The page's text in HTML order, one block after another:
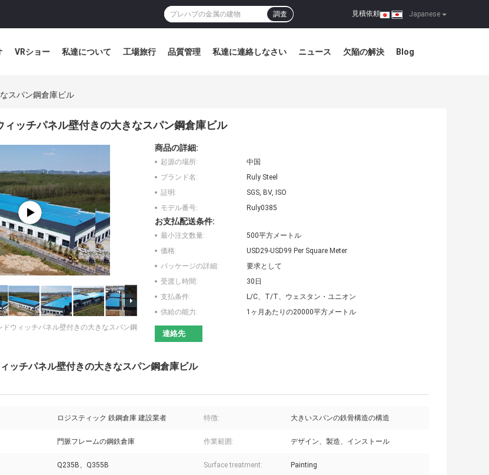
Japanese
見積依頼 |
調査
VRショー 私達について 工場旅行 品質管理 私達に連絡しなさい ニュース 欠陥の解決 Blog
スパン鋼倉庫ビル
ィッチパネル壁付きの大きなスパン鋼倉庫ビル
ドウィッチパネル壁付きの大きなスパン鋼
商品の詳細:
起源の場所:
中国
ブランド名:
Ruly Steel
証明:
SGS, BV, ISO
モデル番号:
Ruly0385
お支払配送条件:
最小注文数量:
500平方メートル
価格:
USD29-USD99 Per Square Meter
パッケージの詳細:
要求として
受渡し時間:
30日
支払条件:
L/C、T/T、ウェスタン・ユニオン
供給の能力:
1ヶ月あたりの20000平方メートル
連絡先
ッチパネル壁付きの大きなスパン鋼倉庫ビル
ロジスティック 鉄鋼倉庫 建設業者 特徴: 大きいスパンの鉄骨構造の構造
門脈フレームの鋼鉄倉庫 作業範囲: デザイン、製造、インストール
Q235B、Q355B Surface treatment: Painting